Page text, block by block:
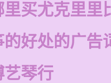
里买尤克里里
的好处的广告
艺琴行